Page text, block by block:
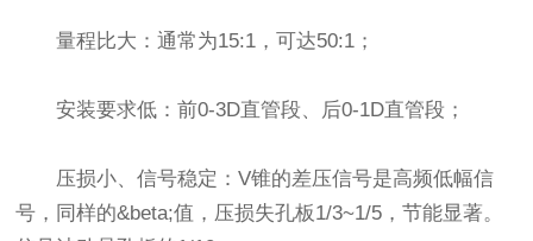
量程比大：通常为15:1，可达50:1；
安装要求低：前0-3D直管段、后0-1D直管段；
压损小、信号稳定：V锥的差压信号是高频低幅信
号，同样的&beta;值，压损失孔板1/3~1/5，节能显著。